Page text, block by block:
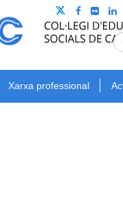
Xarxa professional